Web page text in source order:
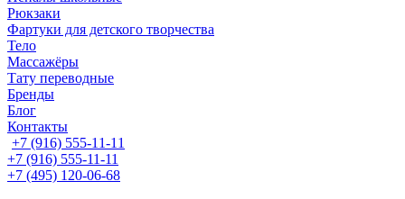
Рюкзаки
Фартуки для детского творчества
Тело
Массажёры
Тату переводные
Бренды
Блог
Контакты
+7 (916) 555-11-11
+7 (916) 555-11-11
+7 (495) 120-06-68